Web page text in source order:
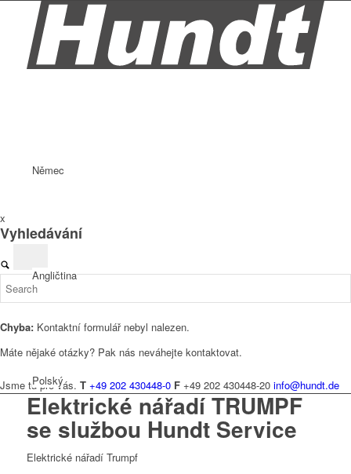
Němec
Angličtina
Polský
x
Vyhledávání
Chyba: Kontaktní formulář nebyl nalezen.
Máte nějaké otázky? Pak nás neváhejte kontaktovat.
Jsme tu pro vás. T +49 202 430448-0 F +49 202 430448-20 info@hundt.de
Elektrické nářadí TRUMPF
se službou Hundt Service
Elektrické nářadí Trumpf